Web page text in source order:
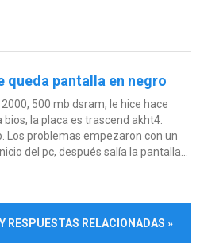
queda pantalla en negro
500 mb dsram, le hice hace
la placa es trascend akht4.
Los problemas empezaron con un
del pc, después salía la pantalla...
RESPUESTAS RELACIONADAS »